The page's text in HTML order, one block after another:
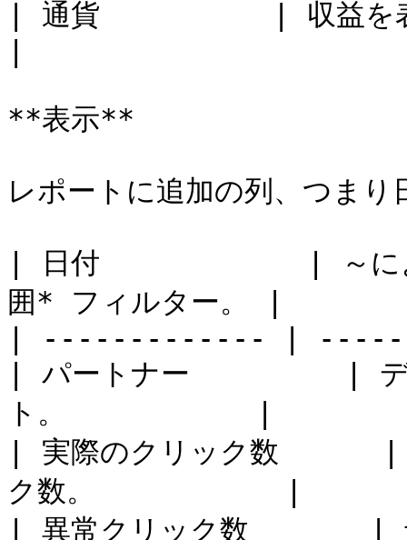
| 通貨          | 収益を表
**表示**
レポートに追加の列、つま
| 日付            | ～によ
囲* フィルター。 |
| ------------- |
| パートナー         | デー
ト。           |
| 実際のクリック数      |
ク数。           |
| 異常クリック数       | 予